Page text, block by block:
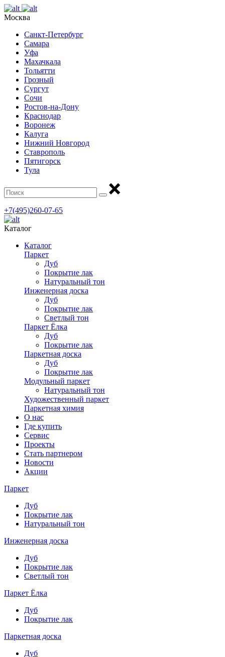
Москва
Санкт-Петербург
Самара
Уфа
Махачкала
Тольятти
Грозный
Сургут
Сочи
Ростов-на-Дону
Краснодар
Воронеж
Калуга
Нижний Новгород
Ставрополь
Пятигорск
Тула
+7(495)260-07-65
Каталог
Каталог
Паркет
Дуб
Покрытие лак
Натуральный тон
Инженерная доска
Дуб
Покрытие лак
Светлый тон
Паркет Ёлка
Дуб
Покрытие лак
Паркетная доска
Дуб
Покрытие лак
Модульный паркет
Натуральный тон
Художественный паркет
Паркетная химия
О нас
Где купить
Сервис
Проекты
Стать партнером
Новости
Акции
Паркет
Дуб
Покрытие лак
Натуральный тон
Инженерная доска
Дуб
Покрытие лак
Светлый тон
Паркет Ёлка
Дуб
Покрытие лак
Паркетная доска
Дуб